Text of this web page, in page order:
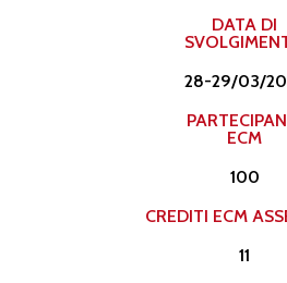
DATA DI
28-29/03/
ECM
100
CREDITI ECM
11